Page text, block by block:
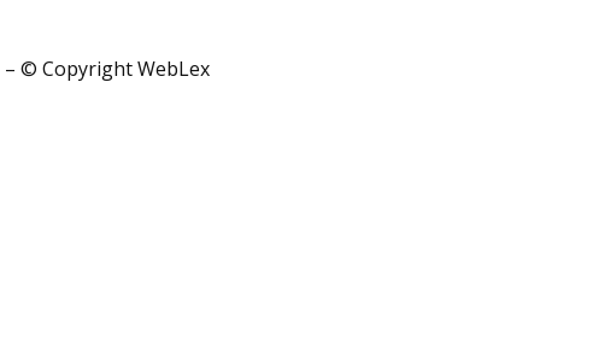
– © Copyright WebLex